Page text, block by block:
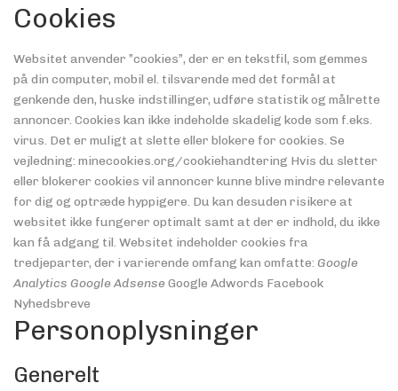
Cookies
Websitet anvender ”cookies”, der er en tekstfil, som gemmes
på din computer, mobil el. tilsvarende med det formål at
genkende den, huske indstillinger, udføre statistik og målrette
annoncer. Cookies kan ikke indeholde skadelig kode som f.eks.
virus. Det er muligt at slette eller blokere for cookies. Se
vejledning: minecookies.org/cookiehandtering Hvis du sletter
eller blokerer cookies vil annoncer kunne blive mindre relevante
for dig og optræde hyppigere. Du kan desuden risikere at
websitet ikke fungerer optimalt samt at der er indhold, du ikke
kan få adgang til. Websitet indeholder cookies fra
tredjeparter, der i varierende omfang kan omfatte: Google
Analytics Google AdsenseGoogle Adwords Facebook
Nyhedsbreve
Personoplysninger
Generelt